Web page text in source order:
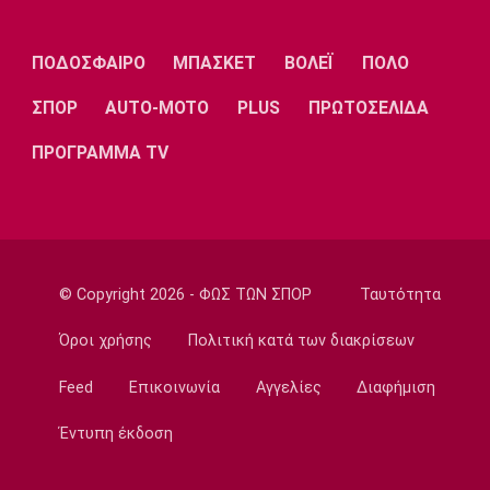
Εθνικές Μπάσκετ
Γουεμπανιαμά: «Αν μπορούσα, θα έφερνα
11:20
11:10
ΠΑΟΚ: Έφτασε στη Θεσσαλονίκη και ο
Μάρκους Φόστερ
Επικαιρότητα
μηνυμάτων από το 112
ΠΟΔΟΣΦΑΙΡΟ ΜΠΑΣΚΕΤ ΒΟΛΕΪ ΠΟΛΟ
ΣΠΟΡ AUTO-MOTO PLUS ΠΡΩΤΟΣΕΛΙΔΑ
ΠΡΟΓΡΑΜΜΑ TV
© Copyright 2026 - ΦΩΣ ΤΩΝ ΣΠΟΡ Ταυτότητα
Όροι χρήσης Πολιτική κατά των διακρίσεων
Feed Επικοινωνία Αγγελίες Διαφήμιση
Έντυπη έκδοση